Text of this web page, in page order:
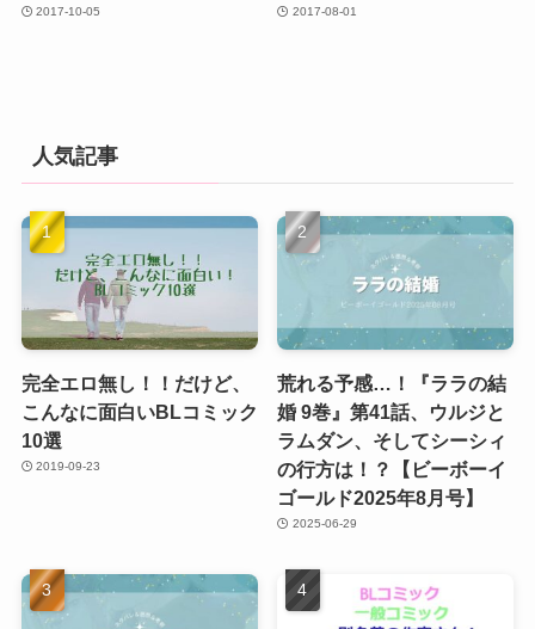
2017-10-05 2017-08-01
人気記事
完全エロ無し！！だけど、
こんなに面白いBLコミック
10選
2019-09-23
荒れる予感…！『ララの結
婚 9巻』第41話、ウルジと
ラムダン、そしてシーシィ
の行方は！？【ビーボーイ
ゴールド2025年8月号】
2025-06-29